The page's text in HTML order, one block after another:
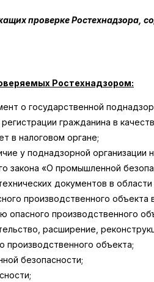
проверке Ростехнадзора,
Ростехнадзором:
о государственной
гражданина в
в налоговом органе;
у поднадзорной организации
закона «О промышленной
документов в
производственного
опасного производственного
расширение,
производственного объекта;
безопасности;